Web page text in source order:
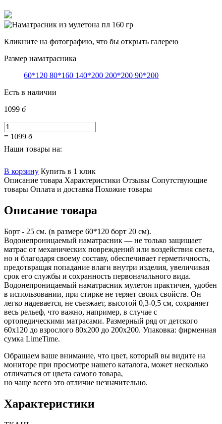
Кликните на фотографию, что бы открыть галерею
Размер наматрасника
60*120 80*160 140*200 200*200 90*200
Есть в наличии
1099 б
= 1099 б
Наши товары на:
В корзину Купить в 1 клик
Описание товара Характеристики Отзывы Сопутствующие
товары Оплата и доставка Похожие товары
Описание товара
Борт - 25 см. (в размере 60*120 борт 20 см).
Водонепроницаемый наматрасник — не только защищает
матрас от механических повреждений или воздействия света,
но и благодаря своему составу, обеспечивает герметичность,
предотвращая попадание влаги внутри изделия, увеличивая
срок его службы и сохранность первоначального вида.
Водонепроницаемый наматрасник мулетон практичен, удобен
в использовании, при стирке не теряет своих свойств. Он
легко надевается, не съезжает, высотой 0,3-0,5 см, сохраняет
весь рельеф, что важно, например, в случае с
ортопедическими матрасами. Размерный ряд от детского
60х120 до взрослого 80х200 до 200х200. Упаковка: фирменная
сумка LimeTime.
Обращаем ваше внимание, что цвет, который вы видите на
мониторе при просмотре нашего каталога, может несколько
отличаться от цвета самого товара,
но чаще всего это отличие незначительно.
Характеристики